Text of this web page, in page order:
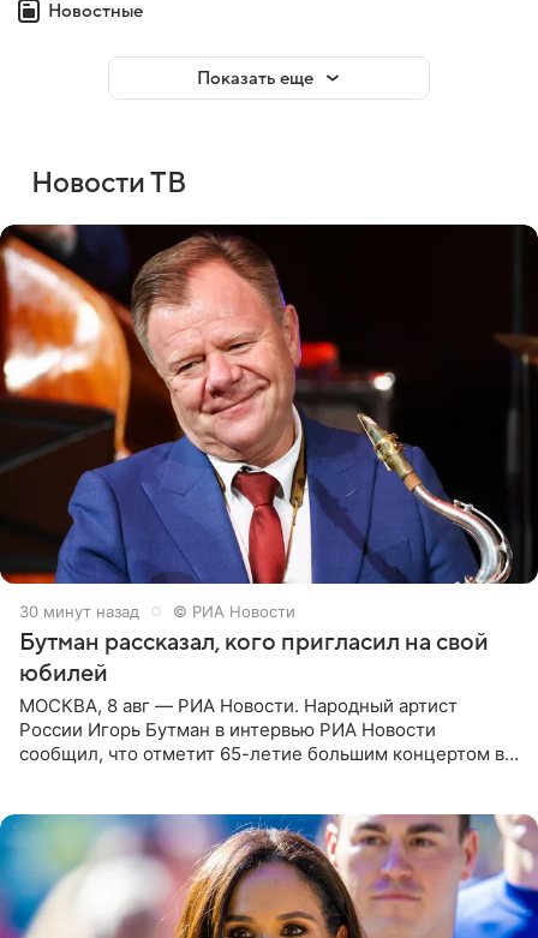
Новостные
Показать еще
Новости ТВ
30 минут назад © РИА Новости
Бутман рассказал, кого пригласил на свой
юбилей
МОСКВА, 8 авг — РИА Новости. Народный артист
России Игорь Бутман в интервью РИА Новости
сообщил, что отметит 65-летие большим концертом в